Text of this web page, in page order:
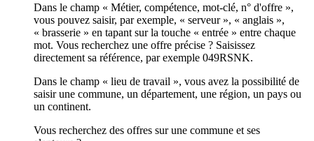
Dans le champ « Métier, compétence, mot-clé, n° d'offre »,
vous pouvez saisir, par exemple, « serveur », « anglais »,
« brasserie » en tapant sur la touche « entrée » entre chaque
mot. Vous recherchez une offre précise ? Saisissez
directement sa référence, par exemple 049RSNK.
Dans le champ « lieu de travail », vous avez la possibilité de
saisir une commune, un département, une région, un pays ou
un continent.
Vous recherchez des offres sur une commune et ses